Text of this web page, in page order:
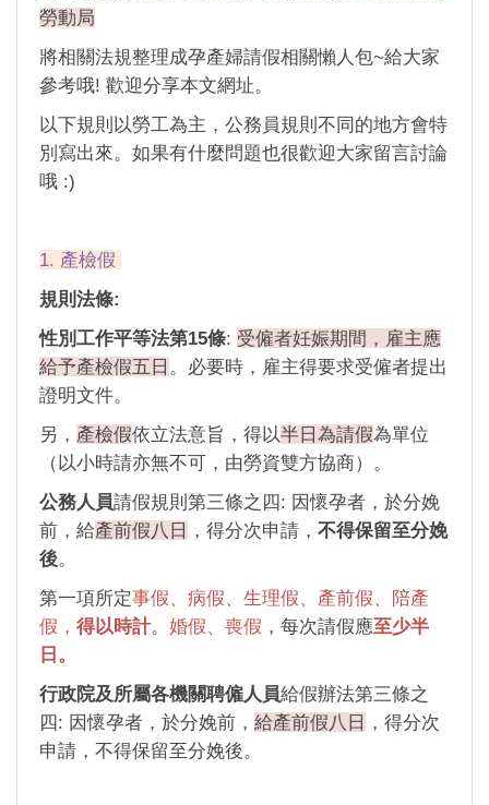
勞動局
將相關法規整理成孕產婦請假相關懶人包~給大家
參考哦! 歡迎分享本文網址。
以下規則以勞工為主，公務員規則不同的地方會特
別寫出來。如果有什麼問題也很歡迎大家留言討論
哦 :)
1. 產檢假
規則法條:
性別工作平等法第15條: 受僱者妊娠期間，雇主應
給予產檢假五日
。必要時，雇主得要求受僱者提出
證明文件。
另，
產檢假依立法意旨，得以半日為請假為單位
（以小時請亦無不可，由勞資雙方協商）。
公務人員請假規則第三條之四: 因懷孕者，於分娩
前，給產前假八日 ，得分次申請， 不得保留至分娩
後
第一項所定事假、病假、生理假、產前假、陪產
假， 得以時計。 婚假、喪假 ，每次請假應至少半
日。
行政院及所屬各機關聘僱人員給假辦法第三條之
四: 因懷孕者，於分娩前， 給產前假八日
，得分次
申請，不得保留至分娩後。